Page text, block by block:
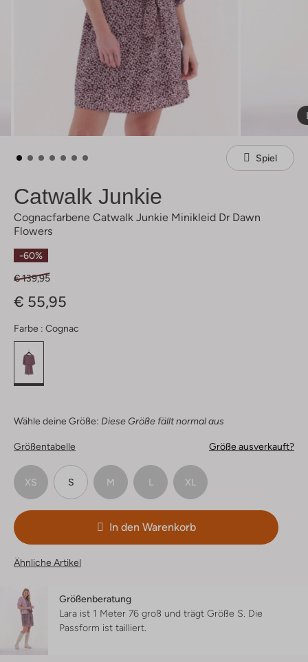
Spiel
Catwalk Junkie
Cognacfarbene Catwalk Junkie Minikleid Dr Dawn
Flowers
-60%
€ 139,95
€ 55,95
Farbe : Cognac
Wähle deine Größe: Diese Größe fällt normal aus
Größentabelle Größe ausverkauft?
XS S M L XL
In den Warenkorb
Ähnliche Artikel
Größenberatung
Lara ist 1 Meter 76 groß und trägt Größe S. Die
Passform ist tailliert